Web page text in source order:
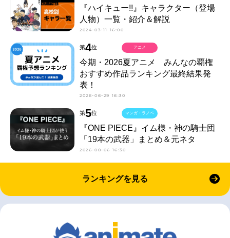
『ハイキュー!!』キャラクター（登場
人物）一覧・紹介＆解説
2024-03-11 16:00
第4位
今期・2026夏アニメ みんなの覇権
おすすめ作品ランキング最終結果発
表！
2026-06-29 16:30
アニメ
第5位
『ONE PIECE』イム様・神の騎士団
「19本の武器」まとめ＆元ネタ
2026-08-06 16:30
マンガ・ラノベ
ランキングを見る